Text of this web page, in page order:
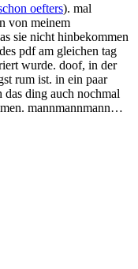
oefters). mal
von meinem
sie nicht hinbekommen
pdf am gleichen tag
wurde. doof, in der
rum ist. in ein paar
das ding auch nochmal
mannmannmann…